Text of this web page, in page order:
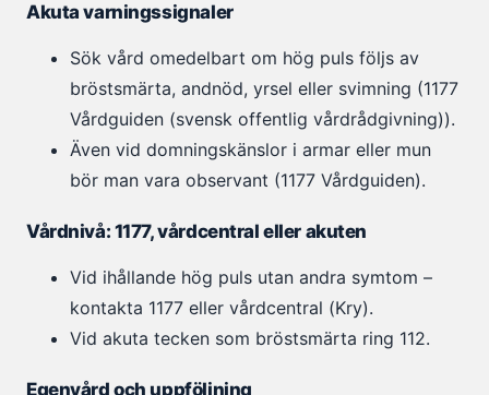
Akuta varningssignaler
Sök vård omedelbart om hög puls följs av
bröstsmärta, andnöd, yrsel eller svimning (1177
Vårdguiden (svensk offentlig vårdrådgivning)).
Även vid domningskänslor i armar eller mun
bör man vara observant (1177 Vårdguiden).
Vårdnivå: 1177, vårdcentral eller akuten
Vid ihållande hög puls utan andra symtom –
kontakta 1177 eller vårdcentral (Kry).
Vid akuta tecken som bröstsmärta ring 112.
Egenvård och uppföljning